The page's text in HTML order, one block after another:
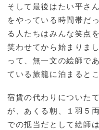
そして最後はたい平さ
をやっている時間帯だ
る人たちはみんな笑点
笑わせてから始まりま
って、無一文の絵師で
ている旅籠に泊まると
宿賃の代わりについた
が、あくる朝、１羽５
での抵当だとして絵師